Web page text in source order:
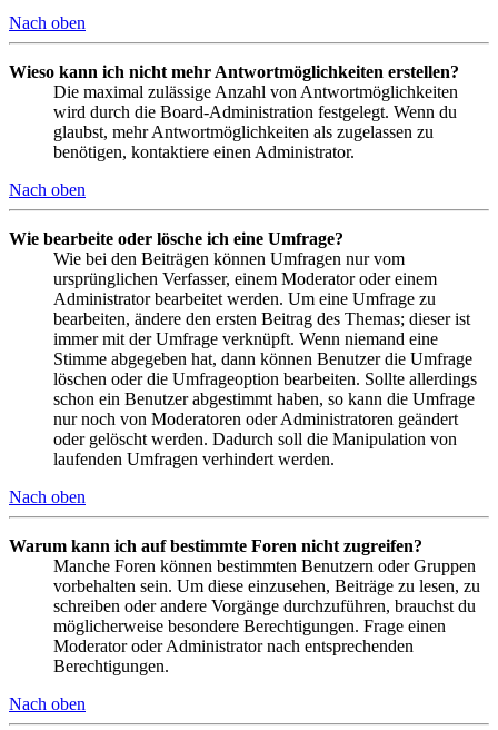
Nach oben
Wieso kann ich nicht mehr Antwortmöglichkeiten erstellen?
Die maximal zulässige Anzahl von Antwortmöglichkeiten
wird durch die Board-Administration festgelegt. Wenn du
glaubst, mehr Antwortmöglichkeiten als zugelassen zu
benötigen, kontaktiere einen Administrator.
Nach oben
Wie bearbeite oder lösche ich eine Umfrage?
Wie bei den Beiträgen können Umfragen nur vom
ursprünglichen Verfasser, einem Moderator oder einem
Administrator bearbeitet werden. Um eine Umfrage zu
bearbeiten, ändere den ersten Beitrag des Themas; dieser ist
immer mit der Umfrage verknüpft. Wenn niemand eine
Stimme abgegeben hat, dann können Benutzer die Umfrage
löschen oder die Umfrageoption bearbeiten. Sollte allerdings
schon ein Benutzer abgestimmt haben, so kann die Umfrage
nur noch von Moderatoren oder Administratoren geändert
oder gelöscht werden. Dadurch soll die Manipulation von
laufenden Umfragen verhindert werden.
Nach oben
Warum kann ich auf bestimmte Foren nicht zugreifen?
Manche Foren können bestimmten Benutzern oder Gruppen
vorbehalten sein. Um diese einzusehen, Beiträge zu lesen, zu
schreiben oder andere Vorgänge durchzuführen, brauchst du
möglicherweise besondere Berechtigungen. Frage einen
Moderator oder Administrator nach entsprechenden
Berechtigungen.
Nach oben